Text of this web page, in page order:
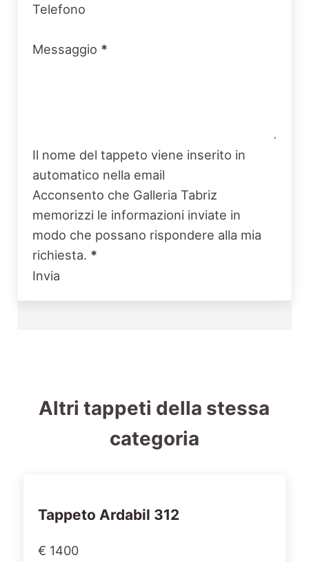
Telefono
Messaggio *
Il nome del tappeto viene inserito in
automatico nella email
Acconsento che Galleria Tabriz
memorizzi le informazioni inviate in
modo che possano rispondere alla mia
richiesta. *
Invia
Altri tappeti della stessa
categoria
Tappeto Ardabil 312
€ 1400